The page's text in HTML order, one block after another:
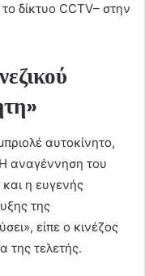
δίκτυο CCTV– στην
αυτοκίνητο,
αναγέννηση του
και η ευγενής
της
είπε ο κινέζος
της τελετής.